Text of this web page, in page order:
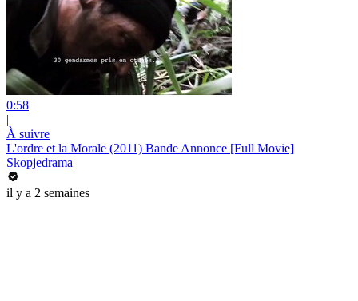
0:58
|
À suivre
L'ordre et la Morale (2011) Bande Annonce [Full Movie]
Skopjedrama
il y a 2 semaines